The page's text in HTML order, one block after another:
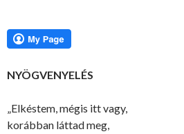
NYÖGVENYELÉS
„Elkéstem, mégis itt vagy,
korábban láttad meg,